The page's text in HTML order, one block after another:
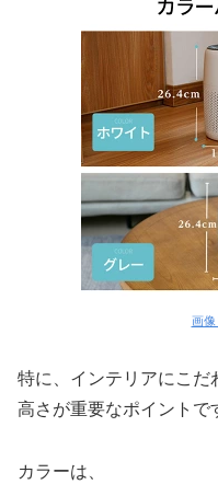
画像
特に、インテリアにこだ
高さが重要なポイントで
カラーは、